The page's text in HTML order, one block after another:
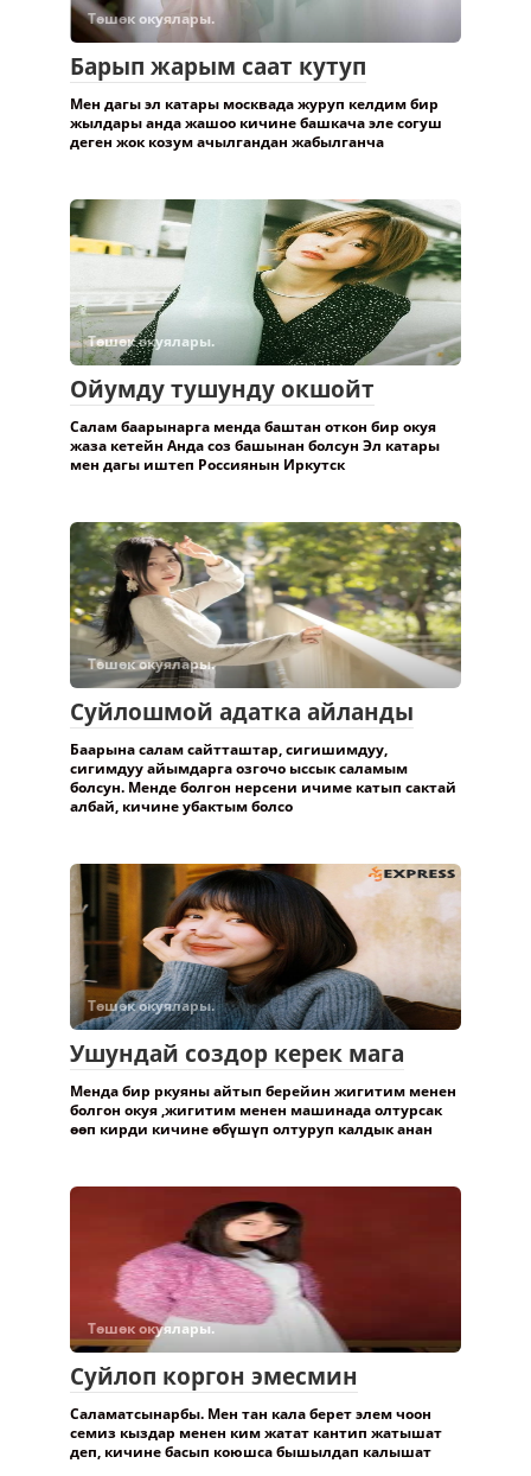
Төшөк окуялары.
Барып жарым саат кутуп
Мен дагы эл катары москвада журуп келдим бир
жылдары анда жашоо кичине башкача эле согуш
деген жок козум ачылгандан жабылганча
Төшөк окуялары.
Ойумду тушунду окшойт
Салам баарынарга менда баштан откон бир окуя
жаза кетейн Анда соз башынан болсун Эл катары
мен дагы иштеп Россиянын Иркутск
Төшөк окуялары.
Суйлошмой адатка айланды
Баарына салам сайтташтар, сигишимдуу,
сигимдуу айымдарга озгочо ыссык саламым
болсун. Менде болгон нерсени ичиме катып сактай
албай, кичине убактым болсо
Төшөк окуялары.
Ушундай создор керек мага
Менда бир ркуяны айтып берейин жигитим менен
болгон окуя ,жигитим менен машинада олтурсак
өөп кирди кичине өбүшүп олтуруп калдык анан
Төшөк окуялары.
Суйлоп коргон эмесмин
Саламатсынарбы. Мен тан кала берет элем чоон
семиз кыздар менен ким жатат кантип жатышат
деп, кичине басып коюшса бышылдап калышат